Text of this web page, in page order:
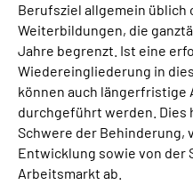
Berufsziel allgemein üblich
Weiterbildungen, die
Jahre begrenzt. Ist eine
Wiedereingliederung in
können auch längerfristige
durchgeführt werden. Dies
Schwere der Behinderung,
Entwicklung sowie von der
Arbeitsmarkt ab.